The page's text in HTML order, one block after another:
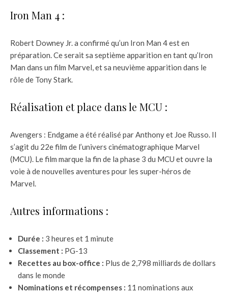
Iron Man 4 :
Robert Downey Jr. a confirmé qu’un Iron Man 4 est en
préparation. Ce serait sa septième apparition en tant qu’Iron
Man dans un film Marvel, et sa neuvième apparition dans le
rôle de Tony Stark.
Réalisation et place dans le MCU :
Avengers : Endgame a été réalisé par Anthony et Joe Russo. Il
s’agit du 22e film de l’univers cinématographique Marvel
(MCU). Le film marque la fin de la phase 3 du MCU et ouvre la
voie à de nouvelles aventures pour les super-héros de
Marvel.
Autres informations :
Durée : 3 heures et 1 minute
Classement : PG-13
Recettes au box-office : Plus de 2,798 milliards de dollars
dans le monde
Nominations et récompenses : 11 nominations aux